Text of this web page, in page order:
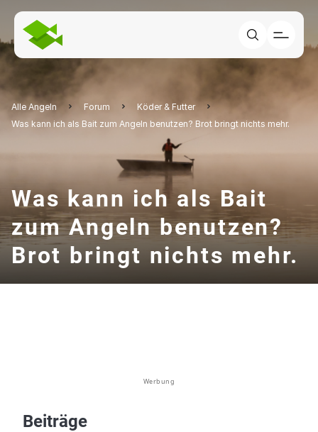
Alle Angeln Forum
Köder & Futter
Was kann ich als Bait zum Angeln benutzen? Brot bringt nichts mehr.
Was kann ich als Bait
zum Angeln benutzen?
Brot bringt nichts mehr.
Werbung
Beiträge